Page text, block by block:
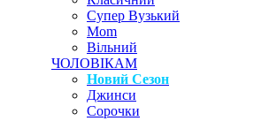
Супер Вузький
Mom
Вільний
ЧОЛОВІКАМ
Новий Сезон
Джинси
Сорочки